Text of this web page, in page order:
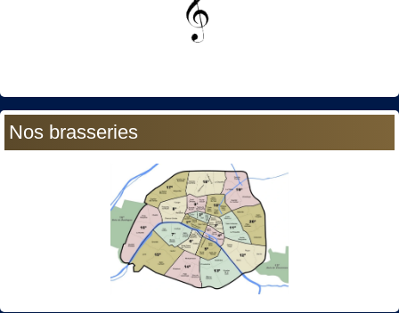
Nos brasseries